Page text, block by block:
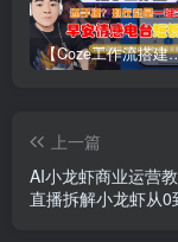
【Coze工作流搭建实操教程】【coze】早安
上一篇
AI小龙虾商业运营
直播拆解小龙虾从0